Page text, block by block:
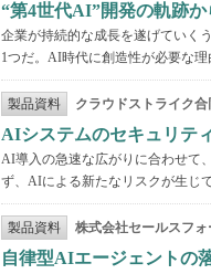
“第4世代AI”開発の軌跡
企業が持続的な成長を遂げていく
1つだ。AI時代に創造性が必要な
製品資料 クラウドストライク合
AIシステムのセキュリテ
AI導入の急速な広がりに合わせて
ず、AIによる新たなリスクが生じ
製品資料 株式会社セールスフ
自律型AIエージェントの